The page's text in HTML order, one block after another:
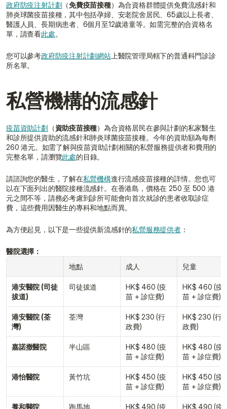
政府防疫注射計劃 （免費疫苗接種）為合資格群體提供免費流感針和
肺炎球菌疫苗接種，其中包括孕婦、安老院舍居民、65歲以上長者、
醫護人員、長期病患者、6個月至12歲港童等。如需完整的合資格名
單，請查看此處。
您可以參考政府防疫注射計劃網站上醫院管理局轄下的普通科門診診
所名單。
私營機構的流感針
疫苗資助計劃 （資助疫苗接種）為合資格居民在參與計劃的私家醫生
和診所提供資助的流感針和肺炎球菌疫苗接種。今年的資助額為每劑
260 港元。如需了解與疫苗資助計劃相關的私營服務提供者和費用的
完整名單，請瀏覽此處的目錄。
請諮詢您的醫生，了解在私營機構進行流感疫苗接種的詳情。您也可
以在下面列出的醫院接種流感針。在香港島，價格在 250 至 500 港
元之間不等，請務必考慮到診所可能會向首次就診的患者收取診症
費，這些費用因醫生的專科和地點而異。
為方便起見，以下是一些提供新流感針的私營服務提供者：
醫院選擇：
地點
成人 兒童
港安醫院 (司徒
拔道)
司徒拔道
HK$ 460 (疫
苗 + 診症費)
HK$ 460 (疫
苗 + 診症費)
港安醫院 (荃
灣)
荃灣
HK$ 230 (行
政費)
HK$ 230 (行
政費)
嘉諾撒醫院 半山區
HK$ 480 (疫
苗 + 診症費)
HK$ 480 (疫
苗 + 診症費)
港怡醫院 黃竹坑
HK$ 450 (疫
苗 + 診症費)
HK$ 450 (疫
苗 + 診症費)
養和醫院 跑馬地 HK$ 490 (疫 HK$ 490 (疫